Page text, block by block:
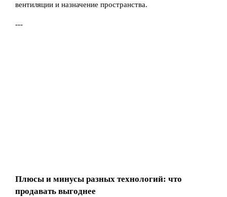
вентиляции и назначение пространства.
---
Плюсы и минусы разных технологий: что
продавать выгоднее